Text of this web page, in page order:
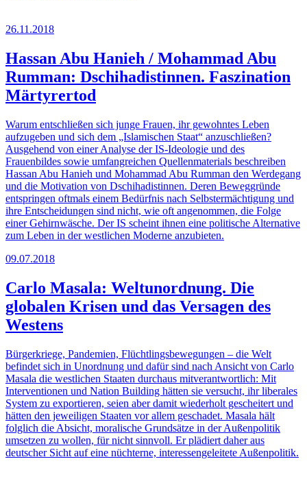
26.11.2018
Hassan Abu Hanieh / Mohammad Abu
Rumman: Dschihadistinnen. Faszination
Märtyrertod
Warum entschließen sich junge Frauen, ihr gewohntes Leben
aufzugeben und sich dem „Islamischen Staat“ anzuschließen?
Ausgehend von einer Analyse der IS-Ideologie und des
Frauenbildes sowie umfangreichen Quellenmaterials beschreiben
Hassan Abu Hanieh und Mohammad Abu Rumman den Werdegang
und die Motivation von Dschihadistinnen. Deren Beweggründe
entspringen oftmals einem Bedürfnis nach Selbstermächtigung und
ihre Entscheidungen sind nicht, wie oft angenommen, die Folge
einer Gehirnwäsche. Der IS scheint ihnen eine politische Alternative
zum Leben in der westlichen Moderne anzubieten.
09.07.2018
Carlo Masala: Weltunordnung. Die
globalen Krisen und das Versagen des
Westens
Bürgerkriege, Pandemien, Flüchtlingsbewegungen – die Welt
befindet sich in Unordnung und dafür sind nach Ansicht von Carlo
Masala die westlichen Staaten durchaus mitverantwortlich: Mit
Interventionen und Nation Building hätten sie versucht, ihr liberales
System zu exportieren, seien aber damit wiederholt gescheitert und
hätten den jeweiligen Staaten vor allem geschadet. Masala hält
folglich die Absicht, moralische Grundsätze in der Außenpolitik
umsetzen zu wollen, für nicht sinnvoll. Er plädiert daher aus
deutscher Sicht auf eine nüchterne, interessengeleitete Außenpolitik.